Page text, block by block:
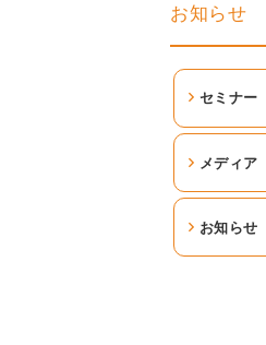
お知らせ
セミナー
メディア
お知らせ